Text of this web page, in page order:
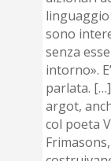
sono
senza
intorno».
parlata.
argot,
col poeta